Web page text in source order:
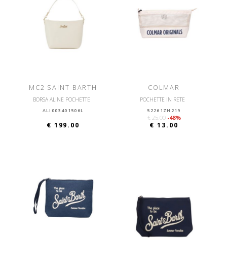
MC2 SAINT BARTH
BORSA ALINE POCHETTE
ALI003401506L
€ 199.00
COLMAR
POCHETTE IN RETE
52261ZH219
€ 25.00 -48%
€ 13.00